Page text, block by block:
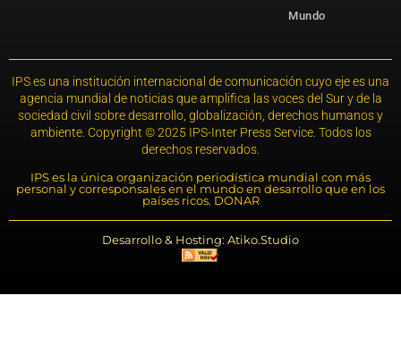
Mundo
IPS es una institución internacional de comunicación cuyo eje es una
agencia mundial de noticias que amplifica las voces del Sur y de la
sociedad civil sobre desarrollo, globalización, derechos humanos y
ambiente. Copyright © 2025 IPS-Inter Press Service. Todos los
derechos reservados.
IPS es la única organización periodística mundial con más
personal y corresponsales en el mundo en desarrollo que en los
países ricos. DONAR
Desarrollo & Hosting: Atiko.Studio